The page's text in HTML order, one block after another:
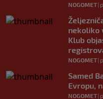
NOGOMET|
nekoliko
Klub
NOGOMET|
Samed
Evropu,
NOGOMET|